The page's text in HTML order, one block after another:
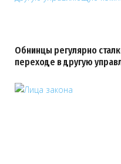
Обнинцы регулярно
переходе в другую